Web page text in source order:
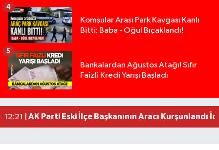
Komşular Arası Park Kavgası Kanlı
Bitti: Baba - Oğul Bıçaklandı!
4
Bankalardan Ağustos Atağı! Sıfır
Faizli Kredi Yarışı Başladı
5
17:18 |Anız Yangını Kazaya Neden Oldu: 13 Araç
17:08 |Alevlere Teslim Olan Gecekondu Kullanılamaz
13:46 |Yolcu Otobüsüyle Minibüsün Çarpıştığı Kaza
12:21 | AK Parti Eski İlçe Başkanının Aracı Kurşunlandı